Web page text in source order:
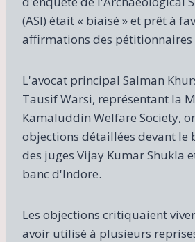
(ASI) était « biaisé » et prêt à
affirmations des pétitionnaires
L'avocat principal Salman
Tausif Warsi, représentant la
Kamaluddin Welfare Society,
objections détaillées devant le
des juges Vijay Kumar Shukla
banc d'Indore.
Les objections critiquaient
avoir utilisé à plusieurs